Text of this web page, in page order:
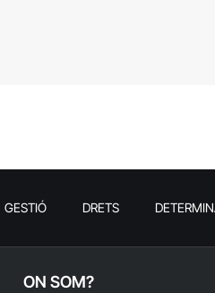
GESTIÓ DRETS
ON SOM?